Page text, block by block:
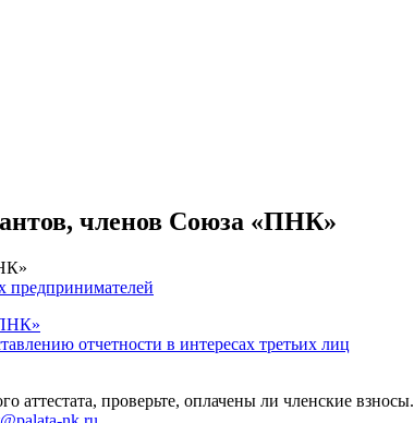
членов Союза «ПНК»
отчетности в интересах третьих лиц
аттестата, проверьте, оплачены ли членские взносы.